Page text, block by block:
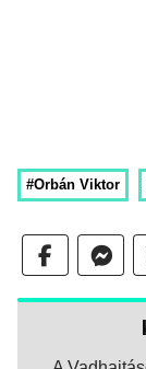
#Orbán Viktor